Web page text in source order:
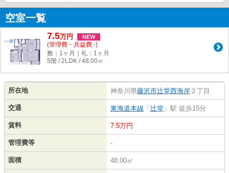
空室一覧
7.5万円 NEW
(管理費・共益費 -)
敷：1ヶ月｜礼：1ヶ月
5階 / 2LDK / 48.00㎡
所在地 神奈川県藤沢市辻堂西海岸 ２丁目
交通 東海道本線 「 辻堂 」駅 徒歩15分
賃料 7.5万円
管理費等 -
面積 48.00㎡